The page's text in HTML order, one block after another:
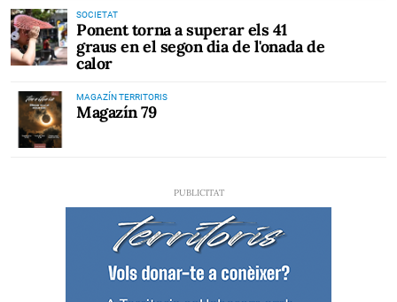
SOCIETAT
Ponent torna a superar els 41
graus en el segon dia de l'onada de
calor
MAGAZÍN TERRITORIS
Magazín 79